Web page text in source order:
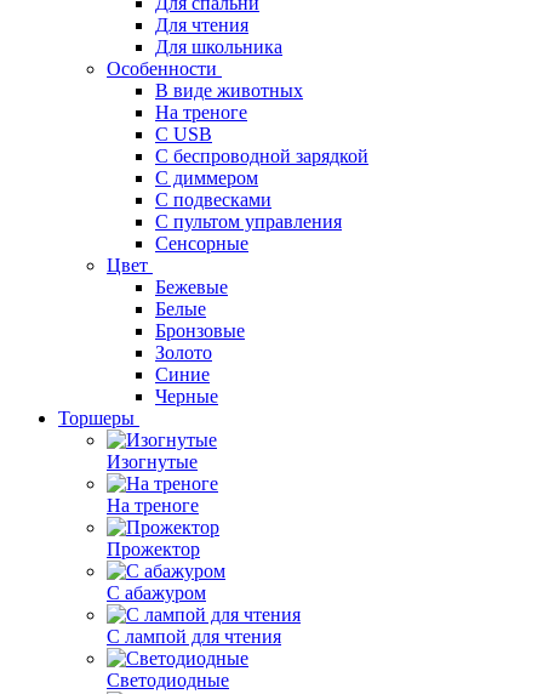
Для чтения
Для школьника
Особенности
В виде животных
На треноге
С USB
С беспроводной зарядкой
С диммером
С подвесками
С пультом управления
Сенсорные
Цвет
Бежевые
Белые
Бронзовые
Золото
Синие
Черные
Торшеры
Изогнутые
На треноге
Прожектор
С абажуром
С лампой для чтения
Светодиодные